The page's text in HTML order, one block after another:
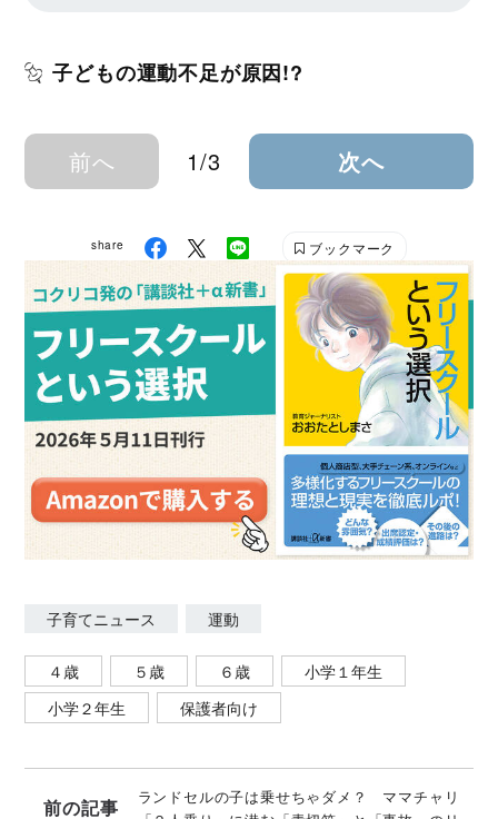
子どもの運動不足が原因!?
前へ 1/3 次へ
share ブックマーク
子育てニュース 運動
４歳 ５歳 ６歳
小学１年生
小学２年生
保護者向け
前の記事
ランドセルの子は乗せちゃダメ？ ママチャリ